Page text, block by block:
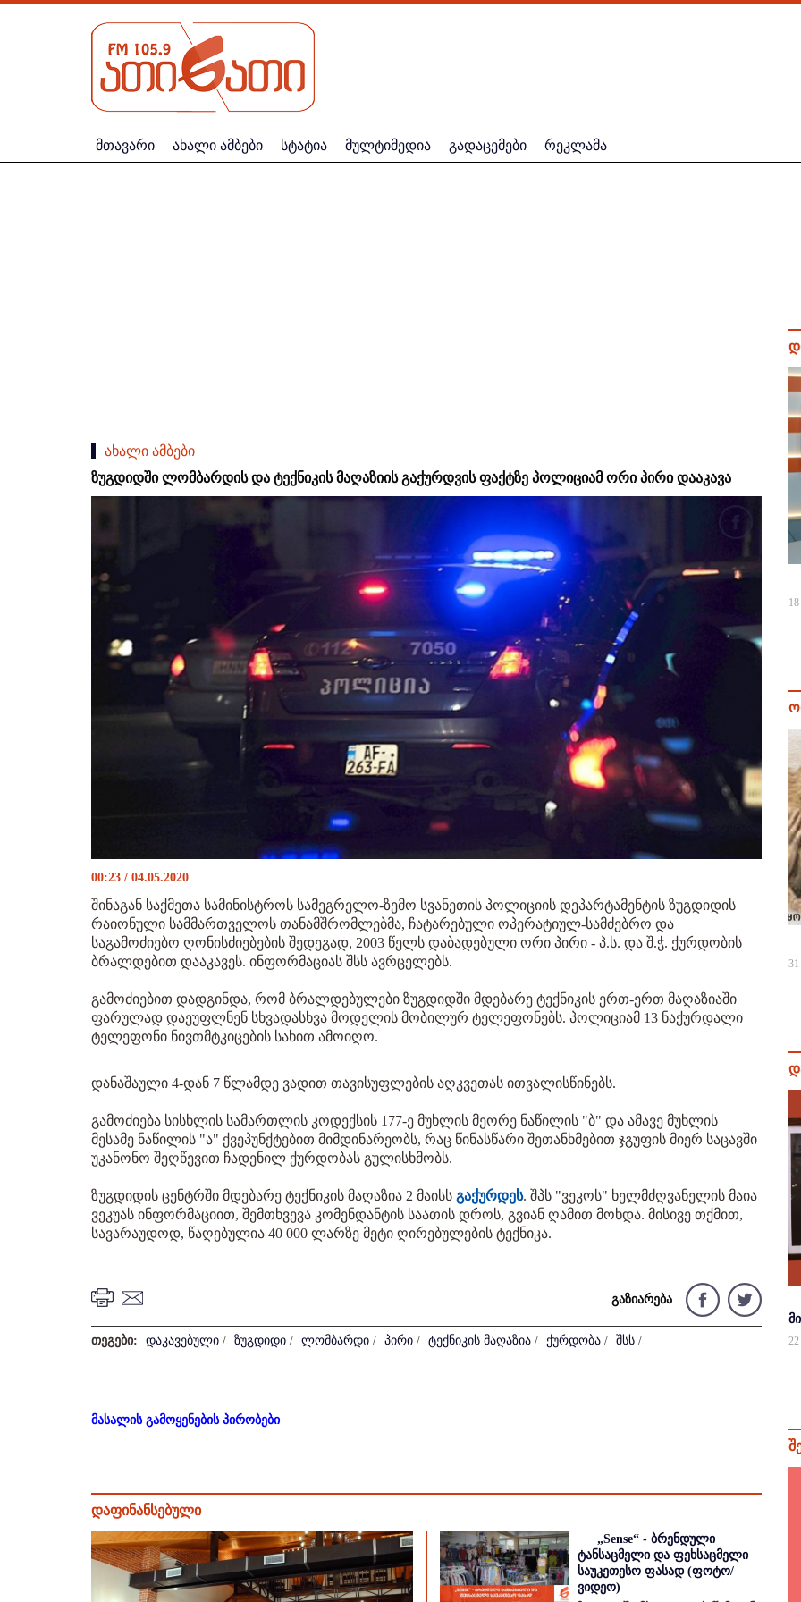
მთავარი ახალი ამბები სტატია მულტიმედია გადაცემები რეკლამა
ახალი ამბები
ზუგდიდში ლომბარდის და ტექნიკის მაღაზიის გაქურდვის ფაქტზე პოლიციამ ორი პირი დააკავა
00:23 / 04.05.2020
შინაგან საქმეთა სამინისტროს სამეგრელო-ზემო სვანეთის პოლიციის დეპარტამენტის ზუგდიდის
რაიონული სამმართველოს თანამშრომლებმა, ჩატარებული ოპერატიულ-სამძებრო და
საგამოძიებო ღონისძიებების შედეგად, 2003 წელს დაბადებული ორი პირი - პ.ს. და შ.ჭ. ქურდობის
ბრალდებით დააკავეს. ინფორმაციას შსს ავრცელებს.
გამოძიებით დადგინდა, რომ ბრალდებულები ზუგდიდში მდებარე ტექნიკის ერთ-ერთ მაღაზიაში
ფარულად დაეუფლნენ სხვადასხვა მოდელის მობილურ ტელეფონებს. პოლიციამ 13 ნაქურდალი
ტელეფონი ნივთმტკიცების სახით ამოიღო.
დანაშაული 4-დან 7 წლამდე ვადით თავისუფლების აღკვეთას ითვალისწინებს.
გამოძიება სისხლის სამართლის კოდექსის 177-ე მუხლის მეორე ნაწილის "ბ" და ამავე მუხლის
მესამე ნაწილის "ა" ქვეპუნქტებით მიმდინარეობს, რაც წინასწარი შეთანხმებით ჯგუფის მიერ საცავში
უკანონო შეღწევით ჩადენილ ქურდობას გულისხმობს.
ზუგდიდის ცენტრში მდებარე ტექნიკის მაღაზია 2 მაისს გაქურდეს. შპს "ვეკოს" ხელმძღვანელის მაია
ვეკუას ინფორმაციით, შემთხვევა კომენდანტის საათის დროს, გვიან ღამით მოხდა. მისივე თქმით,
სავარაუდოდ, წაღებულია 40 000 ლარზე მეტი ღირებულების ტექნიკა.
გაზიარება
თეგები: დაკავებული / ზუგდიდი / ლომბარდი / პირი / ტექნიკის მაღაზია / ქურდობა / შსს /
მასალის გამოყენების პირობები
დაფინანსებული
„Sense“ - ბრენდული
ტანსაცმელი და ფეხსაცმელი
საუკეთესო ფასად (ფოტო/
ვიდეო)